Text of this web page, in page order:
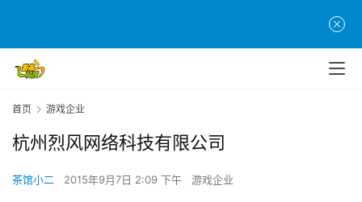
首
页
游
原
首页 游戏企业
杭州烈风网络科技有限公司
茶馆小二 2015年9月7日 2:09 下午 游戏企业